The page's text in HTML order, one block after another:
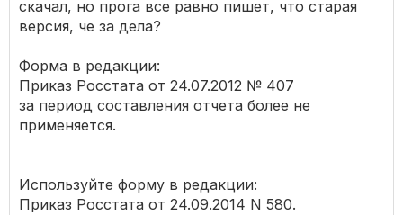
скачал, но прога все равно пишет, что старая
версия, че за дела?
Форма в редакции:
Приказ Росстата от 24.07.2012 № 407
за период составления отчета более не
применяется.
Используйте форму в редакции:
Приказ Росстата от 24.09.2014 N 580.